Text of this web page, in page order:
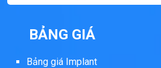
BẢNG GIÁ
Bảng giá Implant